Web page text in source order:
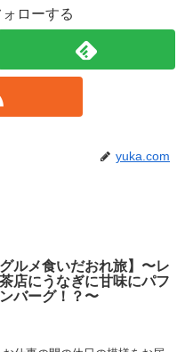
ローする
yuka.com
グルメ食いだおれ旅】〜レ
茶店にうなぎに甘味にパフ
バーグ！？〜